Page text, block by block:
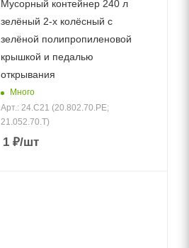
Мусорный контейнер 240 л
зелёный 2-х колёсный с
зелёной полипропиленовой
крышкой и педалью
открывания
Много
Арт.: 24.C21 (20.802.70.PE;
21.052.70.Т)
1 ₽/шт